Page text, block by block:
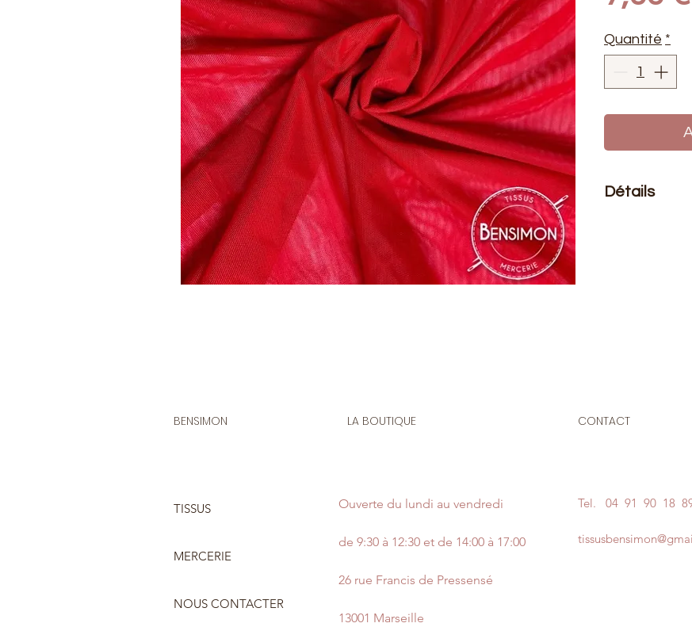
Quantité *
Détails
du corps
BENSIMON
TISSUS
MERCERIE
NOUS CONTACTER
LA BOUTIQUE
Ouverte du lundi au vendredi
de 9:30 à 12:30 et de 14:00 à 17:00
26 rue Francis de Pressensé
13001 Marseille
CONTACT
Tel. 04 91 90 18